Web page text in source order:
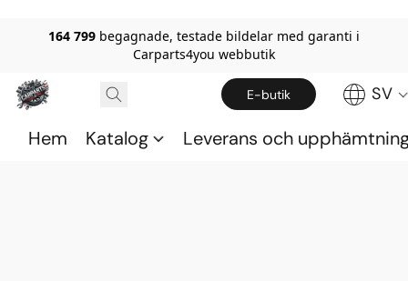
164 799 begagnade, testade bildelar med garanti i
Carparts4you webbutik
E-butik SV
Hem Katalog Leverans och